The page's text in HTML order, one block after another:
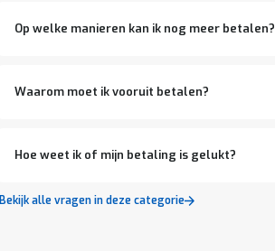
Op welke manieren kan ik nog meer betalen?
Waarom moet ik vooruit betalen?
Hoe weet ik of mijn betaling is gelukt?
Bekijk alle vragen in deze categorie